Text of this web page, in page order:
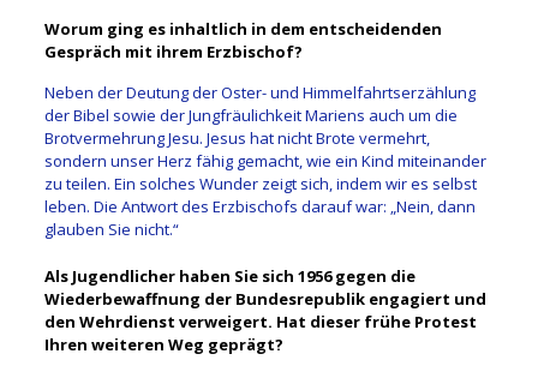
Worum ging es inhaltlich in dem entscheidenden
Gespräch mit ihrem Erzbischof?
Neben der Deutung der Oster- und Himmelfahrtserzählung
der Bibel sowie der Jungfräulichkeit Mariens auch um die
Brotvermehrung Jesu. Jesus hat nicht Brote vermehrt,
sondern unser Herz fähig gemacht, wie ein Kind miteinander
zu teilen. Ein solches Wunder zeigt sich, indem wir es selbst
leben. Die Antwort des Erzbischofs darauf war: „Nein, dann
glauben Sie nicht.“
Als Jugendlicher haben Sie sich 1956 gegen die
Wiederbewaffnung der Bundesrepublik engagiert und
den Wehrdienst verweigert. Hat dieser frühe Protest
Ihren weiteren Weg geprägt?